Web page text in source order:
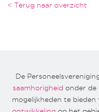
< Terug naar overzicht
De
saamhorigheid onder de
mogelijkheden te bieden